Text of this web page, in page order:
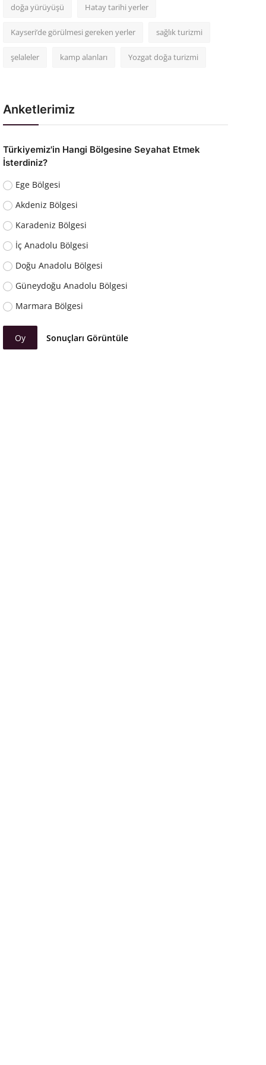
doğa yürüyüşü Hatay tarihi yerler
Kayseri’de görülmesi gereken yerler sağlık turizmi
şelaleler kamp alanları Yozgat doğa turizmi
Anketlerimiz
Türkiyemiz'in Hangi Bölgesine Seyahat Etmek
İsterdiniz?
Ege Bölgesi
Akdeniz Bölgesi
Karadeniz Bölgesi
İç Anadolu Bölgesi
Doğu Anadolu Bölgesi
Güneydoğu Anadolu Bölgesi
Marmara Bölgesi
Oy Sonuçları Görüntüle